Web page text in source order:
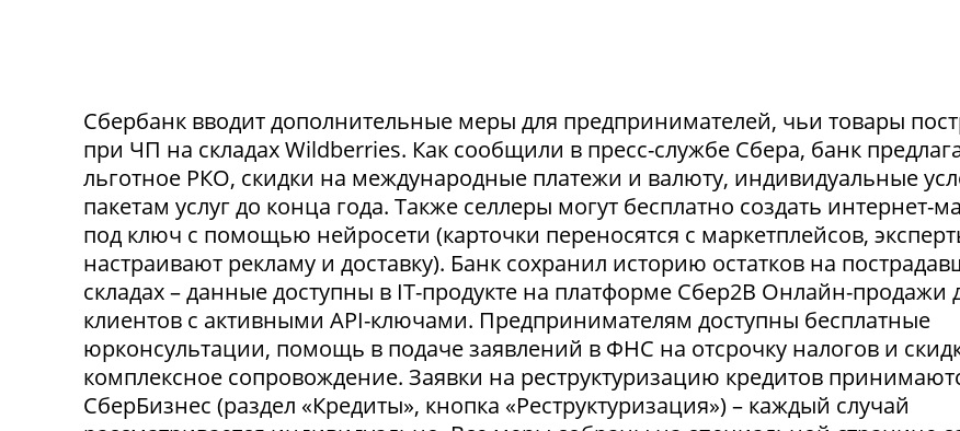
Сбербанк вводит дополнительные меры для предпринимателей, чьи товары
при ЧП на складах Wildberries. Как сообщили в пресс-службе Сбера, банк
льготное РКО, скидки на международные платежи и валюту, индивидуальные
пакетам услуг до конца года. Также селлеры могут бесплатно создать интернет-
под ключ с помощью нейросети (карточки переносятся с маркетплейсов,
настраивают рекламу и доставку). Банк сохранил историю остатков на
складах – данные доступны в IT-продукте на платформе Сбер2В Онлайн-продажи
клиентов с активными API-ключами. Предпринимателям доступны бесплатные
юрконсультации, помощь в подаче заявлений в ФНС на отсрочку налогов и
комплексное сопровождение. Заявки на реструктуризацию кредитов
СберБизнес (раздел «Кредиты», кнопка «Реструктуризация») – каждый случай